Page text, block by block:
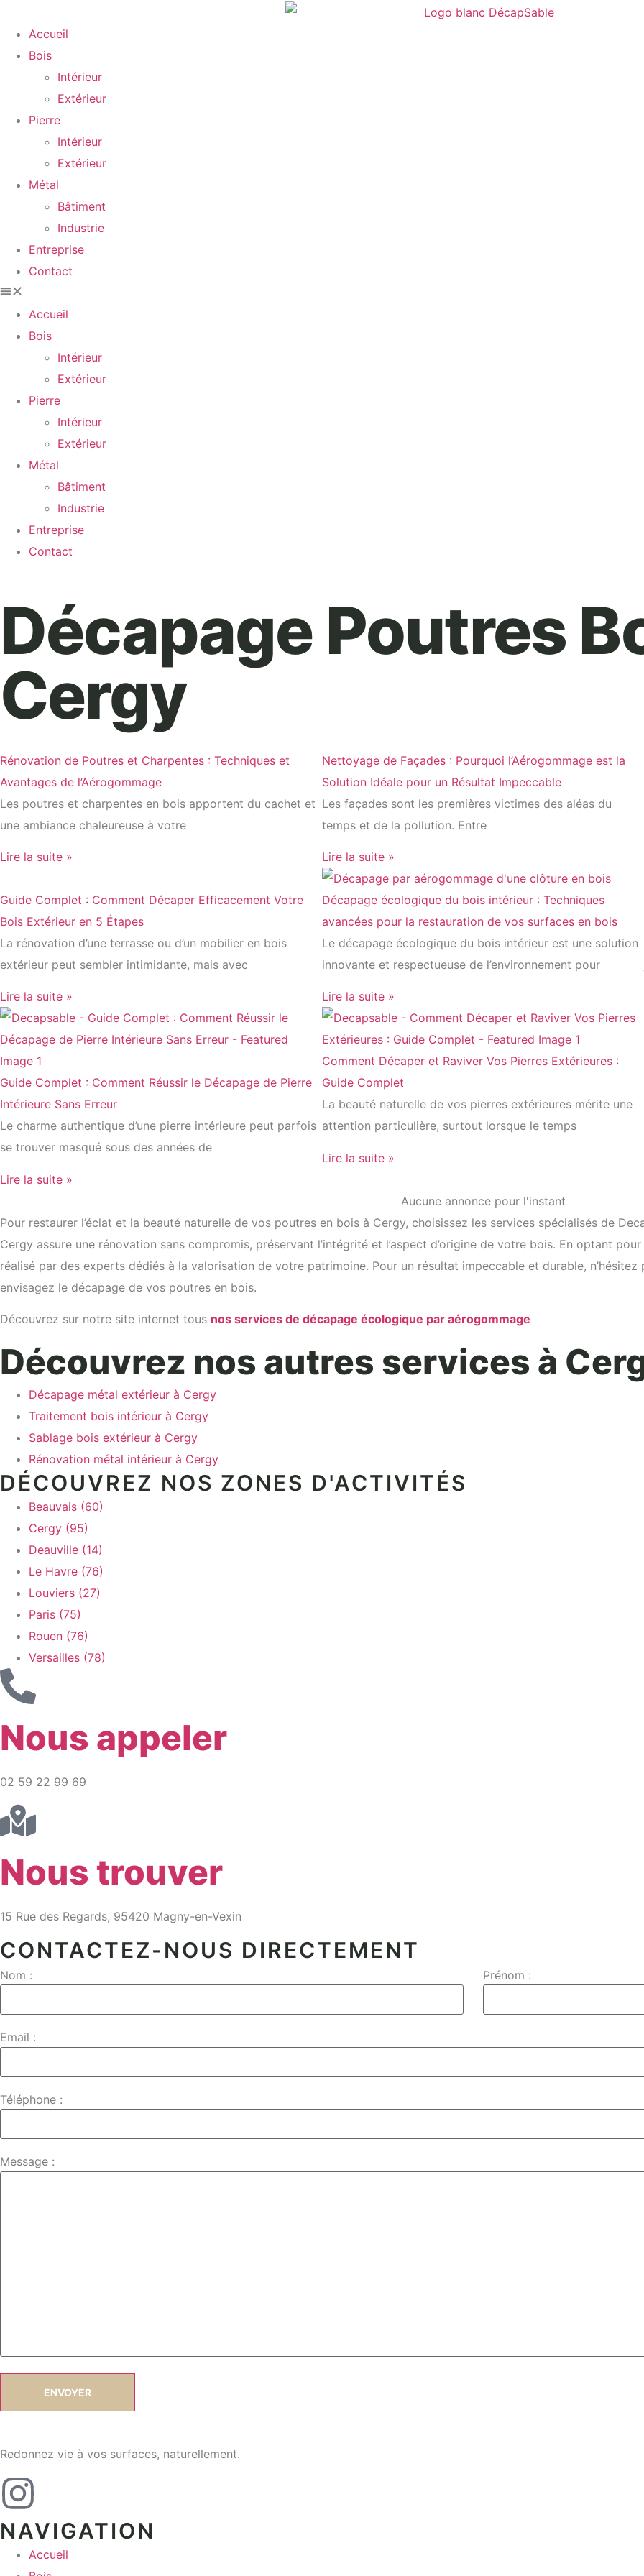
Accueil
Bois
Intérieur
Extérieur
Pierre
Intérieur
Extérieur
Métal
Bâtiment
Industrie
Entreprise
Contact
Accueil
Bois
Intérieur
Extérieur
Pierre
Intérieur
Extérieur
Métal
Bâtiment
Industrie
Entreprise
Contact
Décapage Poutres
Cergy
Rénovation de Poutres et Charpentes : Techniques et
Avantages de l’Aérogommage
Les poutres et charpentes en bois apportent du cachet et
une ambiance chaleureuse à votre
Lire la suite »
Nettoyage de Façades : Pourquoi l’Aérogommage est la
Solution Idéale pour un Résultat Impeccable
Les façades sont les premières victimes des aléas du
temps et de la pollution. Entre
Lire la suite »
Guide Complet : Comment Décaper Efficacement Votre
Bois Extérieur en 5 Étapes
La rénovation d’une terrasse ou d’un mobilier en bois
extérieur peut sembler intimidante, mais avec
Lire la suite »
Décapage écologique du bois intérieur : Techniques
avancées pour la restauration de vos surfaces en bois
Le décapage écologique du bois intérieur est une solution
innovante et respectueuse de l’environnement pour
Lire la suite »
Guide Complet : Comment Réussir le Décapage de Pierre
Intérieure Sans Erreur
Le charme authentique d’une pierre intérieure peut parfois
se trouver masqué sous des années de
Lire la suite »
Comment Décaper et Raviver Vos Pierres Extérieures :
Guide Complet
La beauté naturelle de vos pierres extérieures mérite une
attention particulière, surtout lorsque le temps
Lire la suite »
Aucune annonce pour l'instant
Pour restaurer l’éclat et la beauté naturelle de vos poutres en bois à Cergy, choisissez les services spécialisés de
Cergy assure une rénovation sans compromis, préservant l’intégrité et l’aspect d’origine de votre bois. En optant
réalisé par des experts dédiés à la valorisation de votre patrimoine. Pour un résultat impeccable et durable,
envisagez le décapage de vos poutres en bois.
Découvrez sur notre site internet tous nos services de décapage écologique par aérogommage
Découvrez nos autres services à
Décapage métal extérieur à Cergy
Traitement bois intérieur à Cergy
Sablage bois extérieur à Cergy
Rénovation métal intérieur à Cergy
DÉCOUVREZ NOS ZONES D'ACTIVITÉS
Beauvais (60)
Cergy (95)
Deauville (14)
Le Havre (76)
Louviers (27)
Paris (75)
Rouen (76)
Versailles (78)
Nous appeler
02 59 22 99 69
Nous trouver
15 Rue des Regards, 95420 Magny-en-Vexin
CONTACTEZ-NOUS DIRECTEMENT
Nom : Prénom :
Email :
Téléphone :
Message :
Redonnez vie à vos surfaces, naturellement.
NAVIGATION
Accueil